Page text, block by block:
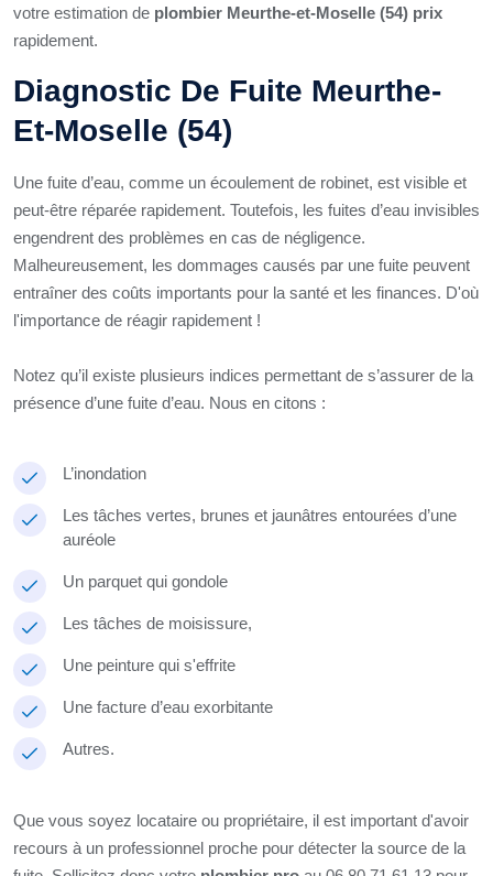
votre estimation de plombier Meurthe-et-Moselle (54) prix
rapidement.
Diagnostic De Fuite Meurthe-
Et-Moselle (54)
Une fuite d’eau, comme un écoulement de robinet, est visible et
peut-être réparée rapidement. Toutefois, les fuites d’eau invisibles
engendrent des problèmes en cas de négligence.
Malheureusement, les dommages causés par une fuite peuvent
entraîner des coûts importants pour la santé et les finances. D'où
l'importance de réagir rapidement !
Notez qu’il existe plusieurs indices permettant de s’assurer de la
présence d’une fuite d’eau. Nous en citons :
L’inondation
Les tâches vertes, brunes et jaunâtres entourées d’une
auréole
Un parquet qui gondole
Les tâches de moisissure,
Une peinture qui s'effrite
Une facture d’eau exorbitante
Autres.
Que vous soyez locataire ou propriétaire, il est important d'avoir
recours à un professionnel proche pour détecter la source de la